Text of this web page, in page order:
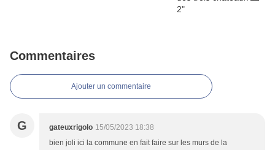
Commentaires
Ajouter un commentaire
G gateuxrigolo 15/05/2023 18:38
bien joli ici la commune en fait faire sur les murs de la